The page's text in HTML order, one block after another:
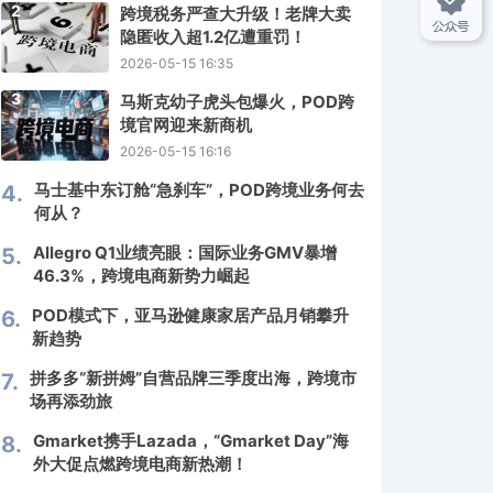
2
跨境税务严查大升级！老牌大卖
隐匿收入超1.2亿遭重罚！
2026-05-15 16:35
3
马斯克幼子虎头包爆火，POD跨
境官网迎来新商机
2026-05-15 16:16
4. 马士基中东订舱“急刹车”，POD跨境业务何去
何从？
5. Allegro Q1业绩亮眼：国际业务GMV暴增
46.3%，跨境电商新势力崛起
6.
POD模式下，亚马逊健康家居产品月销攀升
新趋势
7. 拼多多“新拼姆”自营品牌三季度出海，跨境市
场再添劲旅
8. Gmarket携手Lazada，“Gmarket Day”海
外大促点燃跨境电商新热潮！